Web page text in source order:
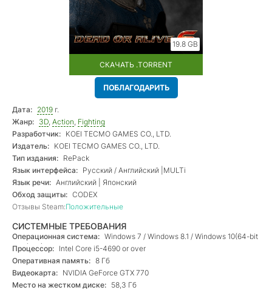
19.8 GB
СКАЧАТЬ .TORRENT
ПОБЛАГОДАРИТЬ
Дата: 2019 г.
Жанр: 3D, Action, Fighting
Разработчик: KOEI TECMO GAMES CO., LTD.
Издатель: KOEI TECMO GAMES CO., LTD.
Тип издания: RePack
Язык интерфейса: Русский / Английский |MULTi
Язык речи: Английский | Японский
Обход защиты: CODEX
Отзывы Steam:Положительные
СИСТЕМНЫЕ ТРЕБОВАНИЯ
Операционная система: Windows 7 / Windows 8.1 / Windows 10(64-bit
versions)
Процессор: Intel Core i5-4690 or over
Оперативная память: 8 Гб
Видеокарта: NVIDIA GeForce GTX 770
Место на жестком диске: 58,3 Гб